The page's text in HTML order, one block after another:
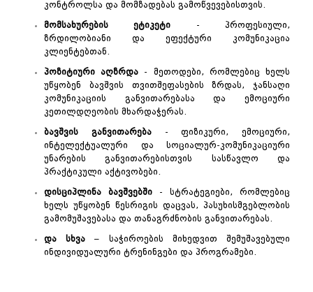
კონტროლსა და მომზადებას გამოწვევებისთვის.
მომსახურების ეტიკეტი - პროფესიული,
ზრდილობიანი და ეფექტური კომუნიკაცია
კლიენტებთან.
პოზიტიური აღზრდა - მეთოდები, რომლებიც ხელს
უწყობენ ბავშვის თვითშეფასების ზრდას, ჯანსაღი
კომუნიკაციის განვითარებასა და ემოციური
კეთილდღეობის მხარდაჭერას.
ბავშვის განვითარება- ფიზიკური, ემოციური,
ინტელექტუალური და სოციალურ-კომუნიკაციური
უნარების განვითარებისთვის სასწავლო და
პრაქტიკული აქტივობები.
დისციპლინა ბავშვებში - სტრატეგიები, რომლებიც
ხელს უწყობენ წესრიგის დაცვას, პასუხისმგებლობის
გამომუშავებასა და თანაგრძნობის განვითარებას.
და სხვა – საჭიროების მიხედვით შემუშავებული
ინდივიდუალური ტრენინგები და პროგრამები.